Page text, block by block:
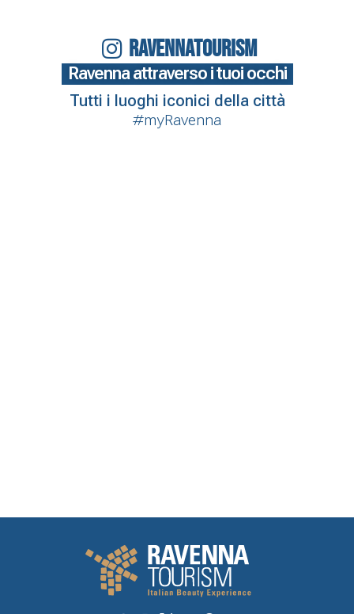
RAVENNATOURISM
Ravenna attraverso i tuoi occhi
Tutti i luoghi iconici della città
#myRavenna